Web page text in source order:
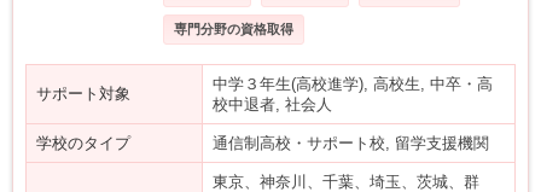
専門分野の資格取得
サポート対象
中学３年生(高校進学), 高校生, 中卒・高
校中退者, 社会人
学校のタイプ 通信制高校・サポート校, 留学支援機関
東京、神奈川、千葉、埼玉、茨城、群